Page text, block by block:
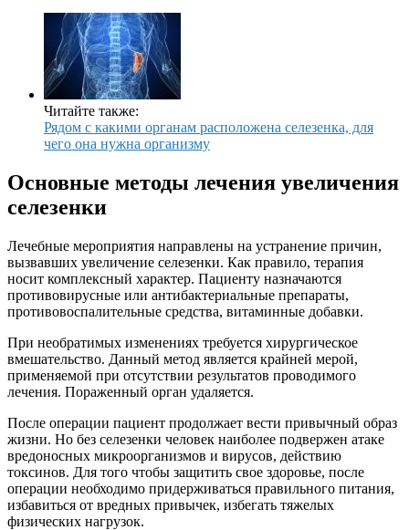
Читайте также:
Рядом с какими органам расположена селезенка, для
чего она нужна организму
Основные методы лечения увеличения
селезенки
Лечебные мероприятия направлены на устранение причин,
вызвавших увеличение селезенки. Как правило, терапия
носит комплексный характер. Пациенту назначаются
противовирусные или антибактериальные препараты,
противовоспалительные средства, витаминные добавки.
При необратимых изменениях требуется хирургическое
вмешательство. Данный метод является крайней мерой,
применяемой при отсутствии результатов проводимого
лечения. Пораженный орган удаляется.
После операции пациент продолжает вести привычный образ
жизни. Но без селезенки человек наиболее подвержен атаке
вредоносных микроорганизмов и вирусов, действию
токсинов. Для того чтобы защитить свое здоровье, после
операции необходимо придерживаться правильного питания,
избавиться от вредных привычек, избегать тяжелых
физических нагрузок.